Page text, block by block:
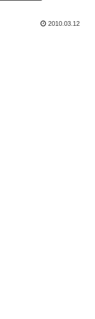
2010.03.12